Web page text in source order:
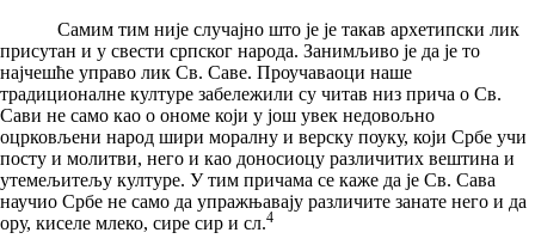
Самим тим није случајно што је је такав архетипски лик
присутан и у свести српског народа. Занимљиво је да је то
најчешће управо лик Св. Саве. Проучаваоци наше
традиционалне културе забележили су читав низ прича о Св.
Сави не само као о ономе који у још увек недовољно
оцрковљени народ шири моралну и верску поуку, који Србе учи
посту и молитви, него и као доносиоцу различитих вештина и
утемељитељу културе. У тим причама се каже да је Св. Сава
научио Србе не само да упражњавају различите занате него и да
ору, киселе млеко, сире сир и сл.4